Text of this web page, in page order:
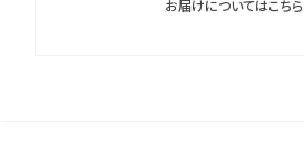
お届けについてはこちら